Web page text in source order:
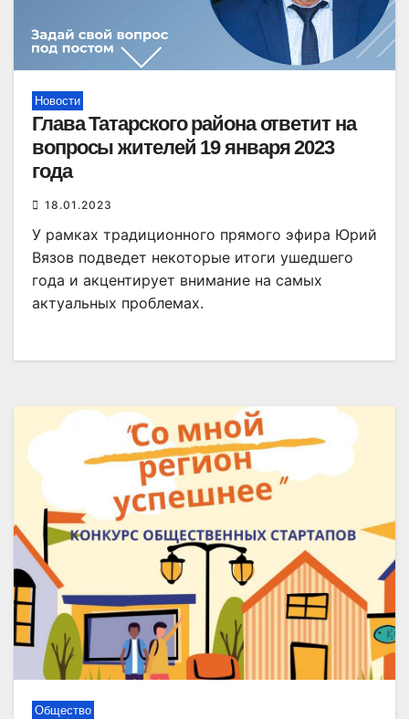
Новости
Глава Татарского района ответит на
вопросы жителей 19 января 2023
года
18.01.2023
У рамках традиционного прямого эфира Юрий
Вязов подведет некоторые итоги ушедшего
года и акцентирует внимание на самых
актуальных проблемах.
Общество